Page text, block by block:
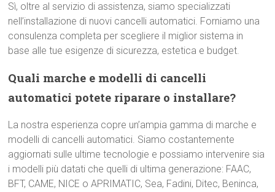
Sì, oltre al servizio di assistenza, siamo specializzati
nell’installazione di nuovi cancelli automatici. Forniamo una
consulenza completa per scegliere il miglior sistema in
base alle tue esigenze di sicurezza, estetica e budget.
Quali marche e modelli di cancelli
automatici potete riparare o installare?
La nostra esperienza copre un’ampia gamma di marche e
modelli di cancelli automatici. Siamo costantemente
aggiornati sulle ultime tecnologie e possiamo intervenire sia
i modelli più datati che quelli di ultima generazione: FAAC,
BFT, CAME, NICE o APRIMATIC, Sea, Fadini, Ditec, Beninca,